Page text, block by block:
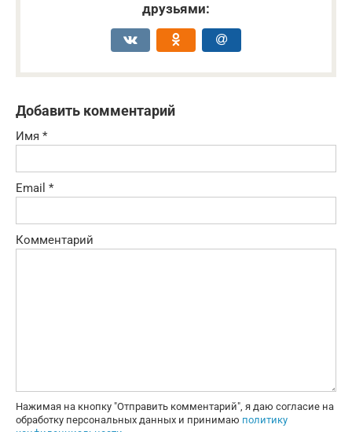
друзьями:
Добавить комментарий
Имя *
Email *
Комментарий
Нажимая на кнопку "Отправить комментарий", я даю согласие на
обработку персональных данных и принимаю политику